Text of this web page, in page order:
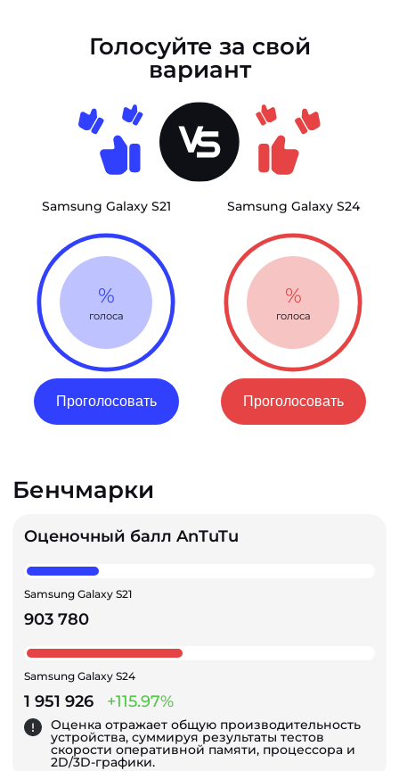
Голосуйте за свой
вариант
Samsung Galaxy S21
%
голоса
Проголосовать
Samsung Galaxy S24
%
голоса
Проголосовать
Бенчмарки
Оценочный балл AnTuTu
Samsung Galaxy S21
903 780
Samsung Galaxy S24
1 951 926 +115.97%
Оценка отражает общую производительность
устройства, суммируя результаты тестов
скорости оперативной памяти, процессора и
2D/3D-графики.